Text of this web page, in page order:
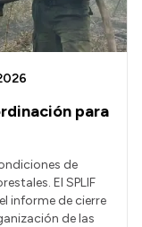
para
de
El SPLIF
informe de cierre
de las